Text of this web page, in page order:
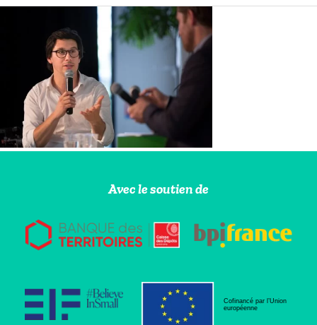
Avec le soutien de
Cofinancé par l’Union
européenne